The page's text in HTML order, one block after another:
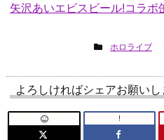
矢沢あいエビスビール!コラ
ホロライブ
よろしければシェアお願いし
!